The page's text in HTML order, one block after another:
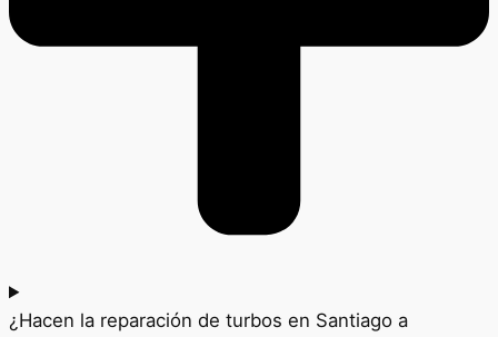
¿Hacen la reparación de turbos en Santiago a